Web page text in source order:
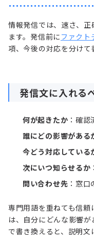
情報発信では、速さ、
ます。発信前に ファクト
項、今後の対応を分けて
発信文に入れる
何が起きたか ：確
誰にどの影響がある
今どう対応している
次にいつ知らせるか
問い合わせ先 ：窓
専門用語を重ねても信
は、自分にどんな影響
で書き換えると、説明文